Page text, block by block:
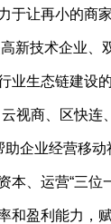
于让再小的商
新技术企业、
业生态链建设
视商、区快连
助企业经营移
本、运营“三位
和盈利能力，